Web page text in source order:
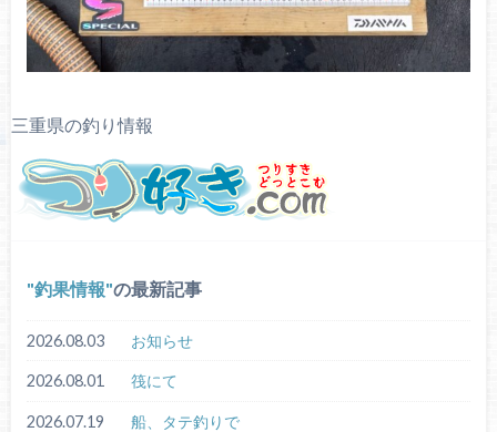
三重県の釣り情報
釣果情報 の最新記事
2026.08.03 お知らせ
2026.08.01 筏にて
2026.07.19 船、タテ釣りで